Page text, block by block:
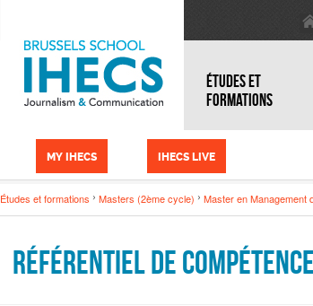
ÉTUDES ET
FORMATIONS
MY IHECS IHECS LIVE
Études et formations Masters (2ème cycle) Master en Management
Référentiel de